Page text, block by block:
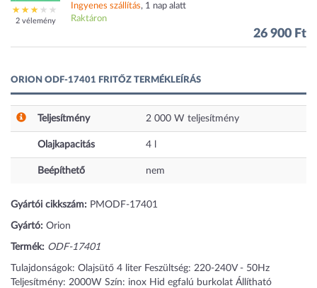
2 vélemény
Ingyenes szállítás, 1 nap alatt
Raktáron
26 900 Ft
ORION ODF-17401 FRITŐZ TERMÉKLEÍRÁS
Teljesítmény 2 000 W teljesítmény
Olajkapacitás 4
Beépíthető nem
Gyártói cikkszám: PMODF-17401
Gyártó: Orion
Termék: ODF-17401
Tulajdonságok: Olajsütő 4 liter Feszültség: 220-240V - 50Hz
Teljesítmény: 2000W Szín: inox Hid egfalú burkolat Állítható